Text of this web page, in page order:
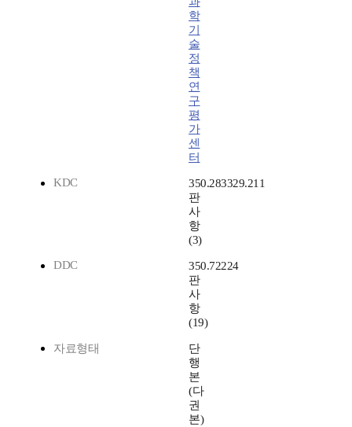
학
기
술
정
책
연
구
평
가
센
터
KDC
350.283329.211
판
사
항
(3)
DDC
350.72224
판
사
항
(19)
자료형태
단
행
본
(다
권
본)